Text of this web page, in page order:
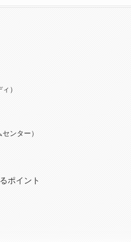
）
ンター）
ポイント